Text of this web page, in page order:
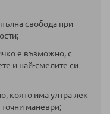
свобода при
е възможно, с
и най-смелите си
която има ултра лек
маневри;